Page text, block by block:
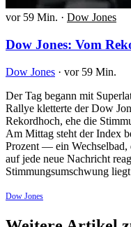
vor 59 Min. · Dow Jones
Dow Jones: Vom
Dow Jones · vor 59 Min.
Der Tag begann mit
Rallye kletterte der Dow
Rekordhoch, ehe die
Am Mittag steht der Index
Prozent — ein Wechselbad,
auf jede neue Nachricht
Stimmungsumschwung
Dow Jones